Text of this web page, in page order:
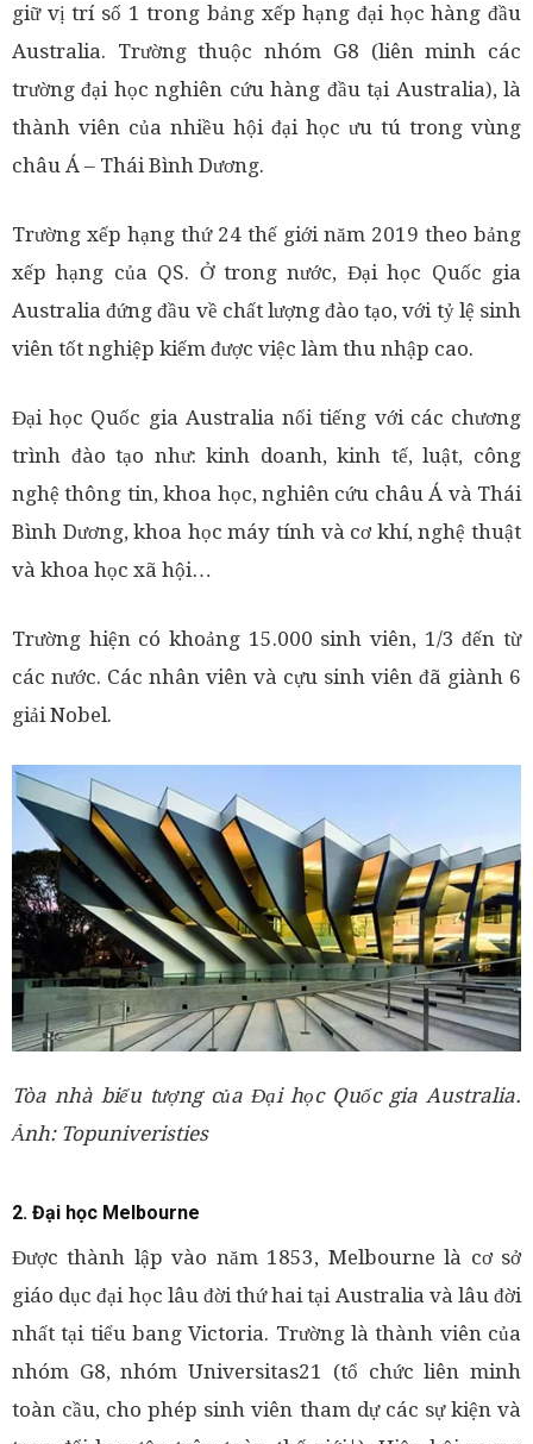
giữ vị trí số 1 trong bảng xếp hạng đại học hàng đầu
Australia. Trường thuộc nhóm G8 (liên minh các
trường đại học nghiên cứu hàng đầu tại Australia), là
thành viên của nhiều hội đại học ưu tú trong vùng
châu Á – Thái Bình Dương.
Trường xếp hạng thứ 24 thế giới năm 2019 theo bảng
xếp hạng của QS. Ở trong nước, Đại học Quốc gia
Australia đứng đầu về chất lượng đào tạo, với tỷ lệ sinh
viên tốt nghiệp kiếm được việc làm thu nhập cao.
Đại học Quốc gia Australia nổi tiếng với các chương
trình đào tạo như: kinh doanh, kinh tế, luật, công
nghệ thông tin, khoa học, nghiên cứu châu Á và Thái
Bình Dương, khoa học máy tính và cơ khí, nghệ thuật
và khoa học xã hội…
Trường hiện có khoảng 15.000 sinh viên, 1/3 đến từ
các nước. Các nhân viên và cựu sinh viên đã giành 6
giải Nobel.
Tòa nhà biểu tượng của Đại học Quốc gia Australia.
Ảnh: Topuniveristies
2. Đại học Melbourne
Được thành lập vào năm 1853, Melbourne là cơ sở
giáo dục đại học lâu đời thứ hai tại Australia và lâu đời
nhất tại tiểu bang Victoria. Trường là thành viên của
nhóm G8, nhóm Universitas21 (tổ chức liên minh
toàn cầu, cho phép sinh viên tham dự các sự kiện và